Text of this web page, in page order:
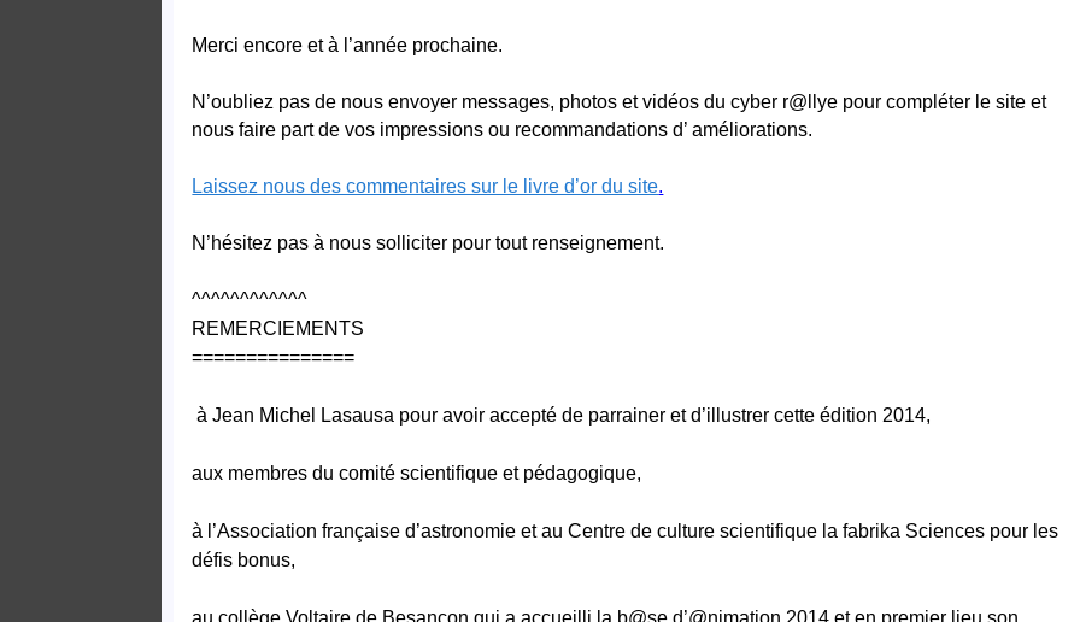
Merci encore et à l’année prochaine.
N’oubliez pas de nous envoyer messages, photos et vidéos du cyber r@llye pour compléter le site et
nous faire part de vos impressions ou recommandations d’ améliorations.
Laissez nous des commentaires sur le livre d’or du site.
N’hésitez pas à nous solliciter pour tout renseignement.
^^^^^^^^^^^^
REMERCIEMENTS
===============
à Jean Michel Lasausa pour avoir accepté de parrainer et d’illustrer cette édition 2014,
aux membres du comité scientifique et pédagogique,
à l’Association française d’astronomie et au Centre de culture scientifique la fabrika Sciences pour les
défis bonus,
au collège Voltaire de Besançon qui a accueilli la b@se d’@nimation 2014 et en premier lieu son